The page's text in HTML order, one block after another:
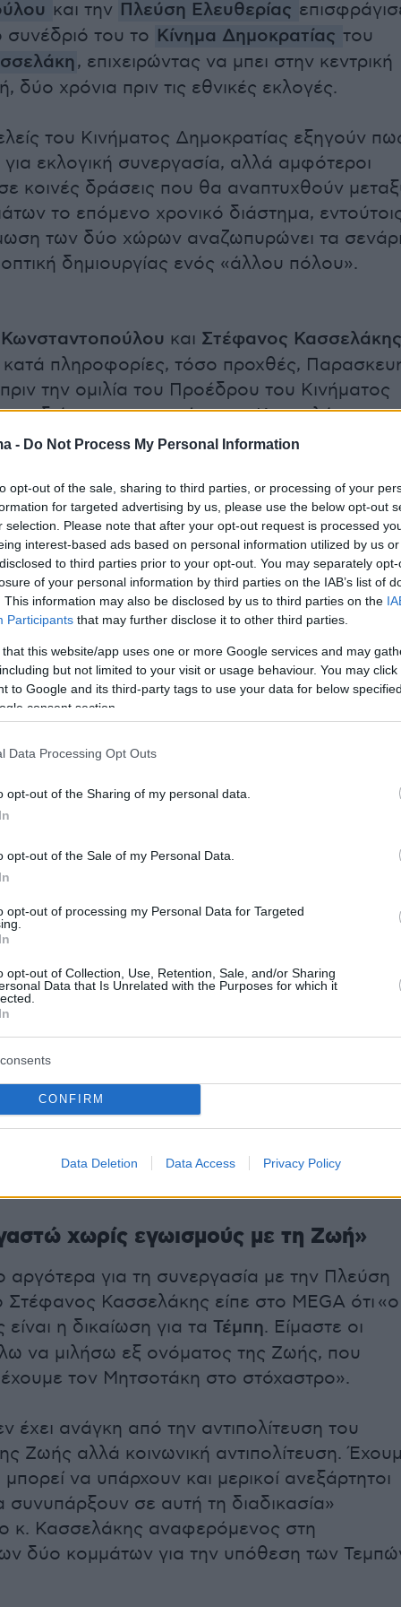
- Do Not Process My Personal Information
opt-out of the sale, sharing to third parties, or processing of your
for targeted advertising by us, please use the below opt-out
selection. Please note that after your opt-out request is processed
interest-based ads based on personal information utilized by us
to third parties prior to your opt-out. You may separately
of your personal information by third parties on the IAB’s list of
This information may also be disclosed by us to third parties on the
Participants that may further disclose it to other third parties.
that this website/app uses one or more Google services and may
but not limited to your visit or usage behaviour. You may
to Google and its third-party tags to use your data for below
consent section.
Data Processing Opt Outs
opt-out of the Sharing of my personal data.
opt-out of the Sale of my Personal Data.
opt-out of processing my Personal Data for Targeted
opt-out of Collection, Use, Retention, Sale, and/or Sharing
Data that Is Unrelated with the Purposes for which it
CONFIRM
Data Deletion Data Access Privacy Policy
και την Πλεύση Ελευθερίας
συνέδριό του το Κίνημα Δημοκρατίας του
, επιχειρώντας να μπει στην κεντρική
δύο χρόνια πριν τις εθνικές εκλογές.
του Κινήματος Δημοκρατίας εξηγούν
για εκλογική συνεργασία, αλλά αμφότεροι
κοινές δράσεις που θα αναπτυχθούν
το επόμενο χρονικό διάστημα,
των δύο χώρων αναζωπυρώνει τα
δημιουργίας ενός «άλλου πόλου».
και Στέφανος Κασσελάκης
κατά πληροφορίες, τόσο προχθές,
την ομιλία του Προέδρου του Κινήματος
διάρκεια της οποίας ο κ. Κασσελάκης
σήμερα (χθες) τη χαρά να σας
Ζωή Κωνσταντοπούλου και η Πλεύση
τα κατηγορητήρια που έχουμε ήδη
μαζί τις αμέσως ερχόμενες μέρες για να
και για να θέσουμε προ των ευθυνών τους
βουλευτές που επικαλούνται το αίτημα
Χρειαζόμαστε 30 βουλευτές που θα τιμήσουν
και θα στείλουν σε προανακριτική όλα τα
για όλες τις πράξεις - και φυσικά τον
ο κ. Κασσελάκης, με φόντο την
Τεμπών.
«το Κίνημα Δημοκρατίας και η Πλεύση
μαζί ένα μέτωπο Δικαιοσύνης
κοινοβουλίου» παρατήρησε ο κ.
στρατόπεδο. Μαζί με τη Ζωή κι όλους
τους εφιάλτης».
φωνές μας με τη κραυγή για δικαιοσύνη από
και τα πολλά εκατομμύρια των Ελλήνων που
δρόμους και το απαίτησαν. Γιατί εμείς δεν
της καρέκλας, αλλά διάκονοι του λαού»,
χωρίς εγωισμούς με τη Ζωή»
αργότερα για τη συνεργασία με την Πλεύση
Στέφανος Κασσελάκης είπε στο MEGA ότι «ο
είναι η δικαίωση για τα Τέμπη. Είμαστε οι
να μιλήσω εξ ονόματος της Ζωής, που
τον Μητσοτάκη στο στόχαστρο».
έχει ανάγκη από την αντιπολίτευση του
Ζωής αλλά κοινωνική αντιπολίτευση.
να υπάρχουν και μερικοί ανεξάρτητοι
συνυπάρξουν σε αυτή τη διαδικασία»
κ. Κασσελάκης αναφερόμενος στη
δύο κομμάτων για την υπόθεση των